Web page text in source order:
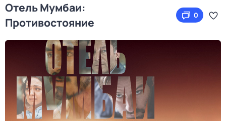
Отель Мумбаи:
Противостояние
0